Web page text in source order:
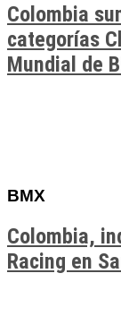
Colombia
categorías
Mundial de
BMX
Colombia,
Racing en